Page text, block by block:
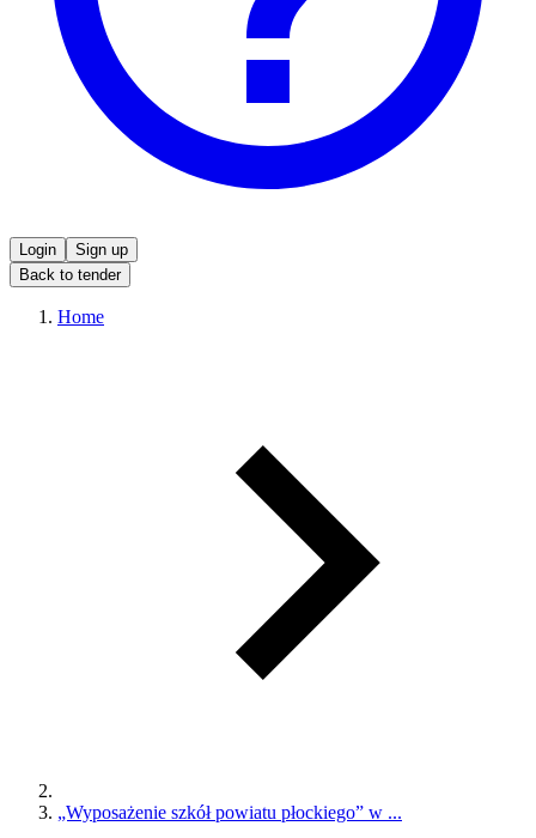
Login
Sign up
Back to tender
Home
„Wyposażenie szkół powiatu płockiego” w ...